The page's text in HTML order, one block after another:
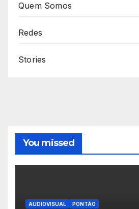
Quem Somos
Redes
Stories
You missed
AUDIOVISUAL PONTÃO